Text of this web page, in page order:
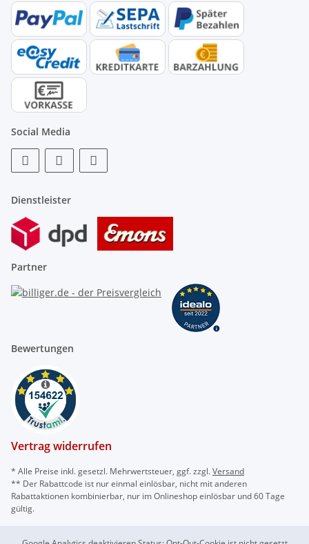
Social Media
Dienstleister
Partner
Bewertungen
Vertrag widerrufen
* Alle Preise inkl. gesetzl. Mehrwertsteuer, ggf. zzgl.Versand
** Der Rabattcode ist nur einmal einlösbar, nicht mit anderen
Rabattaktionen kombinierbar, nur im Onlineshop einlösbar und 60 Tage
gültig.